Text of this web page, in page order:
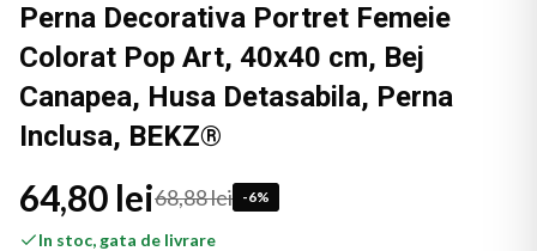
Perna Decorativa Portret Femeie
Colorat Pop Art, 40x40 cm, Bej
Canapea, Husa Detasabila, Perna
Inclusa, BEKZ®
64,80 lei68,88 lei -6%
In stoc, gata de livrare